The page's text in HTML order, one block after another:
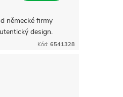
německé firmy
design.
Kód: 6541328